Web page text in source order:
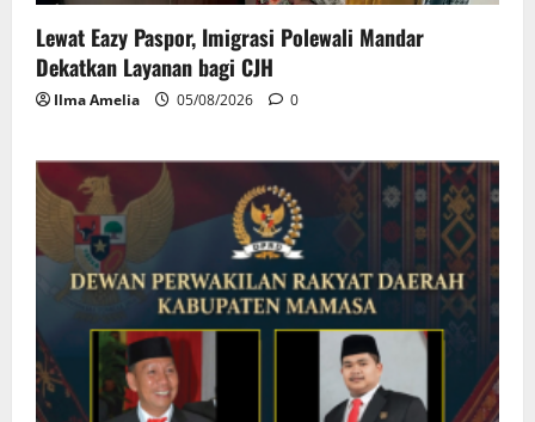
Lewat Eazy Paspor, Imigrasi Polewali Mandar
Dekatkan Layanan bagi CJH
Ilma Amelia 05/08/2026 0